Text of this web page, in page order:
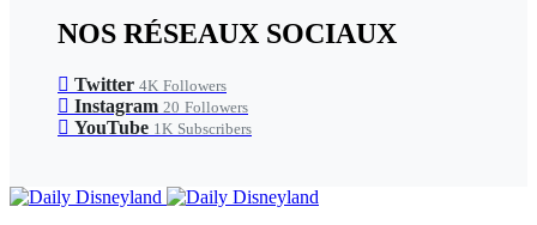
NOS RÉSEAUX SOCIAUX
Twitter 4K Followers
Instagram 20 Followers
YouTube 1K Subscribers